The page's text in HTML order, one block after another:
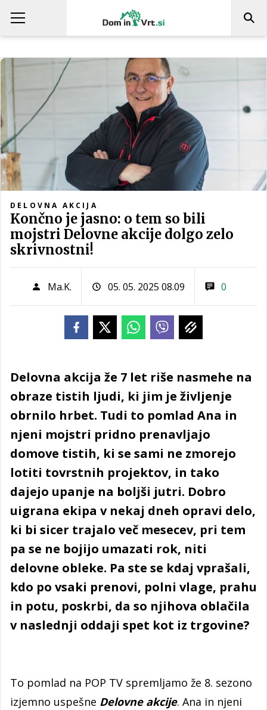
DELOVNA AKCIJA
Končno je jasno: o tem so bili
mojstri Delovne akcije dolgo zelo
skrivnostni!
Ma.K. 05. 05. 2025 08.09 0
Delovna akcija že 7 let riše nasmehe na
obraze tistih ljudi, ki jim je življenje
obrnilo hrbet. Tudi to pomlad Ana in
njeni mojstri pridno prenavljajo
domove tistih, ki se sami ne zmorejo
lotiti tovrstnih projektov, in tako
dajejo upanje na boljši jutri. Dobro
uigrana ekipa v nekaj dneh opravi delo,
ki bi sicer trajalo več mesecev, pri tem
pa se ne bojijo umazati rok, niti
delovne obleke. Pa ste se kdaj vprašali,
kdo po vsaki prenovi, polni vlage, prahu
in potu, poskrbi, da so njihova oblačila
v naslednji oddaji spet kot iz trgovine?
To pomlad na POP TV spremljamo že 8. sezono
izjemno uspešne Delovne akcije. Ana in njeni